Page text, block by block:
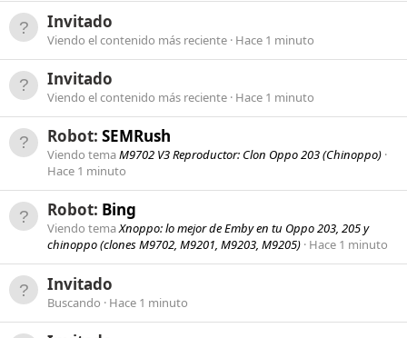
Invitado
Viendo el contenido más reciente Hace 1 minuto
Invitado
Viendo el contenido más reciente Hace 1 minuto
Robot: SEMRush
Viendo temaM9702 V3 Reproductor: Clon Oppo 203 (Chinoppo)
Hace 1 minuto
Robot: Bing
Viendo temaXnoppo: lo mejor de Emby en tu Oppo 203, 205 y
chinoppo (clones M9702, M9201, M9203, M9205) Hace 1 minuto
Invitado
Buscando Hace 1 minuto